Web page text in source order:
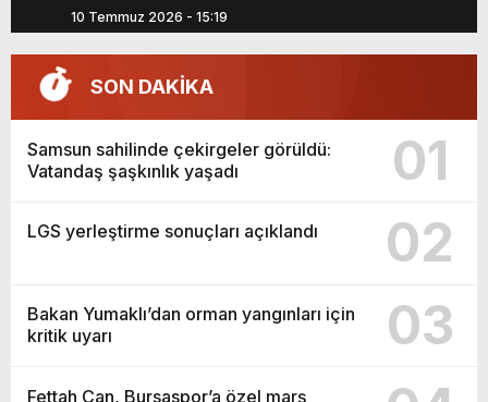
10 Temmuz 2026 - 15:19
SON DAKİKA
Samsun sahilinde çekirgeler görüldü:
Vatandaş şaşkınlık yaşadı
01
LGS yerleştirme sonuçları açıklandı 02
Bakan Yumaklı’dan orman yangınları için
kritik uyarı
03
Fettah Can, Bursaspor’a özel marş